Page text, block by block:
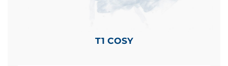
T1 COSY